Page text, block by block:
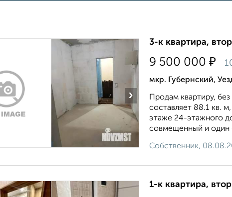
›
3-к квартира,
9 500 000 ₽
мкр. Губернский,
Продам квартиру,
составляет 88.1 кв.
этаже 24-этажного
совмещенный и один
Собственник,
1-к квартира,